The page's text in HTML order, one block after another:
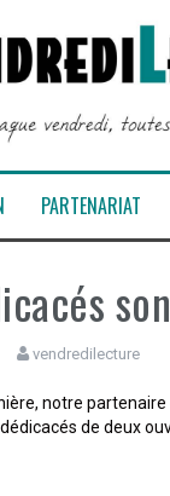
PARTENARIAT
vendredilecture
notre
de deux